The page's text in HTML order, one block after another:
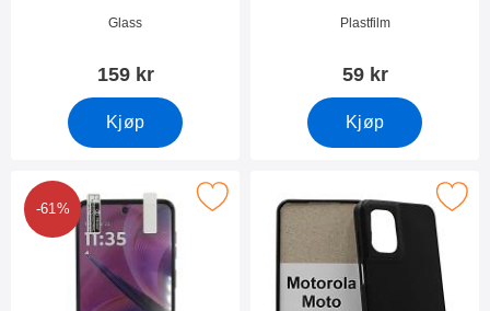
Varenummer 51823
Glass
159 kr
Kjøp
Varenummer 51821
Plastfilm
59 kr
Kjøp
-61%
Skjermbeskyttelse Motorola Moto G55 5G som favoritt
Merk tPU Deksel Motorola